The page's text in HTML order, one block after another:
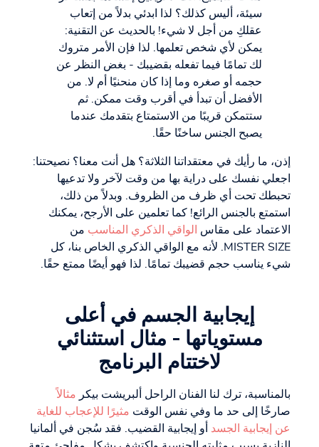
سيئة، أليس كذلك؟ لذا ابدئي بدلاً من إتعاب
عقلكِ من أجل لا شيء! بالحديث عن التقنية:
يمكن لأي شخص تعلمها. لذا فإن الأمر متروك
لك تمامًا فيما تفعله بقضيبك - بغض النظر عن
حجمه أو صغره وما إذا كان منحنيًا أم لا. من
الأفضل أن تبدأ في أقرب وقت ممكن. ثم
ستتمكن قريبًا من الاستمتاع بتقدمك عندما
يصبح الجنس ساخنًا حقًا.
إذن، ما رأيك في معتقداتنا الثلاثة؟ هل أنت معنا؟ نصيحتنا:
اجعلي نفسك على دراية بها من وقت لآخر ولا تدعيها
تحبطك تحت أي ظرف من الظروف. وبدلاً من ذلك،
استمتع بالجنس الرائع! كما تعلمين على الأرجح، يمكنك
الاعتماد على مقاس الواقي الذكري المناسب من
MISTER SIZE. لأنه مع الواقي الذكري الخاص بنا، كل
شيء يناسب حجم قضيبك تمامًا. لذا فهو أيضًا ممتع حقًا.
إيجابية الجسم في أعلى
مستوياتها - مثال استثنائي
لاختتام البرنامج
بالمناسبة، ترك لنا الفنان الراحل ألبريشت بيكر مثالاً
صارخًا إلى حد ما وفي نفس الوقت مثيرًا للإعجاب للغاية
عن إيجابية الجسد أو إيجابية القضيب. فقد سُجن في ألمانيا